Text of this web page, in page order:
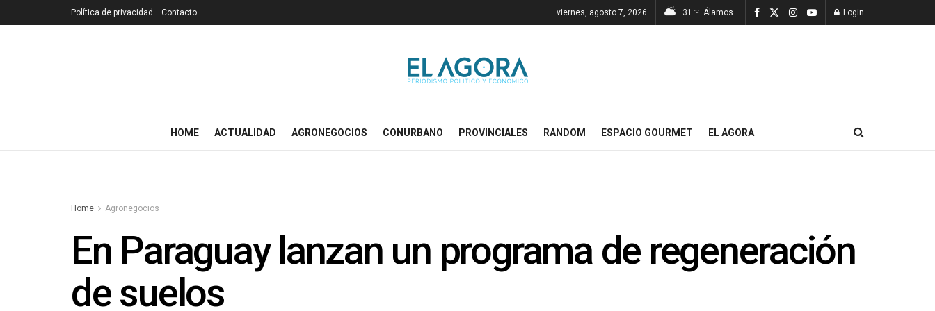
Política de privacidad Contacto viernes, agosto 7, 2026 31 °C Álamos Login
HOME ACTUALIDAD AGRONEGOCIOS CONURBANO PROVINCIALES RANDOM ESPACIO GOURMET EL AGORA
Home Agronegocios
En Paraguay lanzan un programa de regeneración
de suelos